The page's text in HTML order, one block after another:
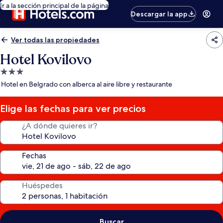
Ir a la sección principal de la página
Descargar la app
Ver todas las propiedades
Hotel Kovilovo
Propiedad
de
estrellas
Hotel en Belgrado con alberca al aire libre y restaurante
Elige las fechas para ver precios
¿A dónde quieres ir?
Fechas
Huéspedes